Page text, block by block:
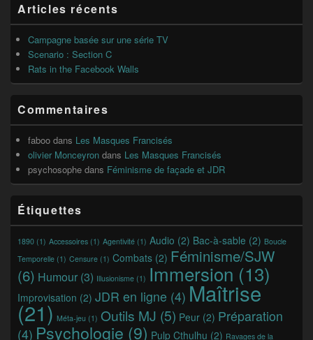
pour
la
barre
latérale
Articles récents
Campagne basée sur une série TV
Scenario : Section C
Rats in the Facebook Walls
Commentaires
faboo dans Les Masques Francisés
olivier Monceyron dans Les Masques Francisés
psychosophe dans Féminisme de façade et JDR
Étiquettes
1890 (1) Accessoires (1) Agentivité (1) Audio (2) Bac-à-sable (2) Boucle
Temporelle (1) Censure (1) Combats (2) Féminisme/SJW
(6) Humour (3) Illusionisme (1) Immersion (13)
Improvisation (2) JDR en ligne (4) Maîtrise
(21) Méta-jeu (1) Outils MJ (5) Peur (2) Préparation
(4) Psychologie (9) Pulp Cthulhu (2) Ravages de la